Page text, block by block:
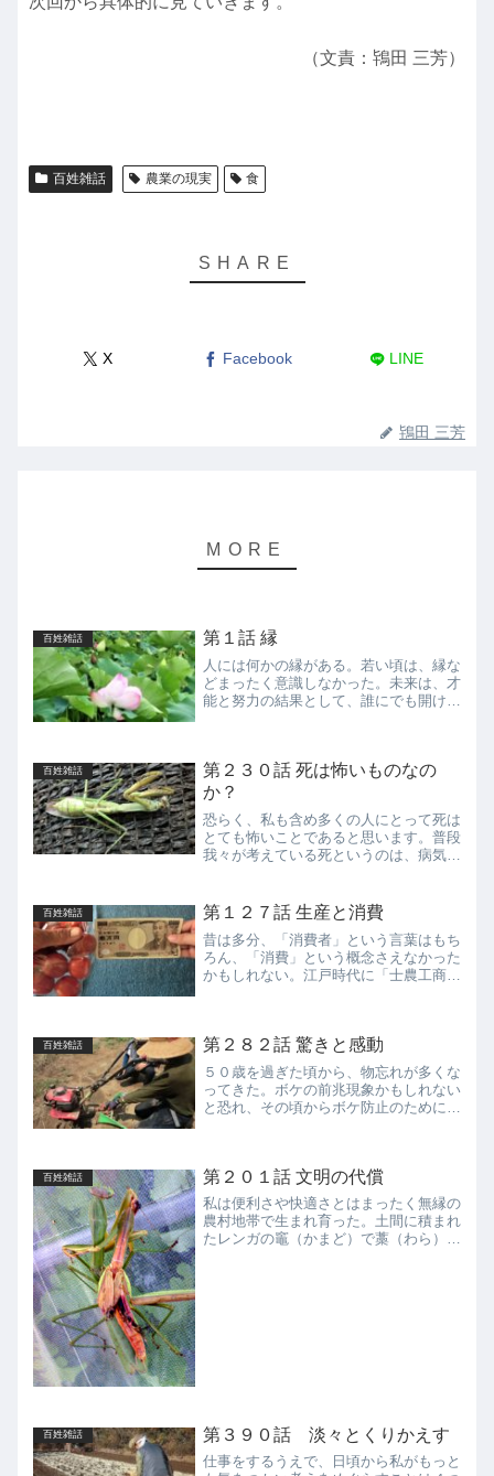
（文責：鴇田 三芳）
百姓雑話 農業の現実 食
X Facebook LINE
鴇田 三芳
百姓雑話 第１話 縁
人には何かの縁がある。若い頃は、縁な
どまったく意識しなかった。未来は、才
能と努力の結果として、誰にでも開けて
運を肯定するようになった...
百姓雑話
第２３０話 死は怖いものなの
か？
恐らく、私も含め多くの人にとって死は
とても怖いことであると思います。普段
我々が考えている死というのは、病気等
状態になること、という感じではないか
と思います。そもそも私が...
百姓雑話 第１２７話 生産と消費
昔は多分、「消費者」という言葉はもち
ろん、「消費」という概念さえなかった
かもしれない。江戸時代に「士農工商」
ろう。ところが、工業製品...
百姓雑話 第２８２話 驚きと感動
５０歳を過ぎた頃から、物忘れが多くな
ってきた。ボケの前兆現象かもしれない
と恐れ、その頃からボケ防止のために極
時には、「忘れたことに気...
百姓雑話 第２０１話 文明の代償
私は便利さや快適さとはまったく無縁の
農村地帯で生まれ育った。土間に積まれ
たレンガの竈（かまど）で藁（わら）や
百姓雑話 第３９０話 淡々とくりかえす
仕事をするうえで、日頃から私がもっと